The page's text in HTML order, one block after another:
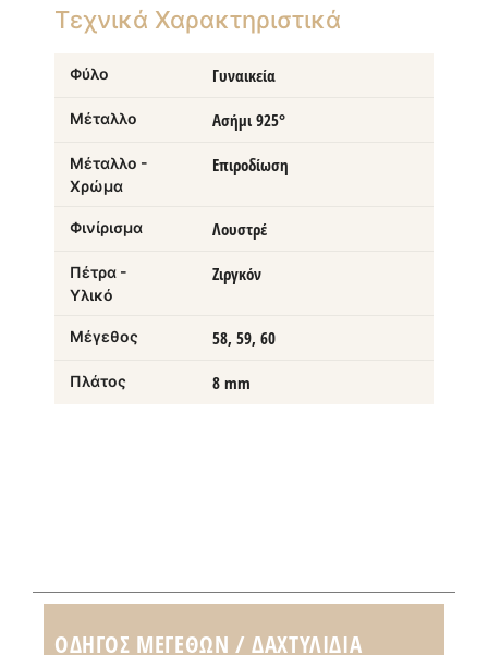
Τεχνικά Χαρακτηριστικά
Φύλο Γυναικεία
Μέταλλο Ασήμι 925°
Μέταλλο -
Χρώμα
Επιροδίωση
Φινίρισμα Λουστρέ
Πέτρα -
Υλικό
Ζιργκόν
Μέγεθος 58, 59, 60
Πλάτος 8 mm
ΟΔΗΓΌΣ ΜΕΓΕΘΏΝ / ΔΑΧΤΥΛΊΔΙΑ